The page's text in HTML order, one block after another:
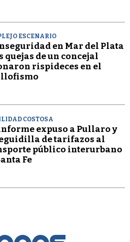
ESCENARIO
en Mar del Plata
quejas de un concejal
rispideces en el
COSTOSA
expuso a Pullaro y
de tarifazos al
público interurbano
Fe